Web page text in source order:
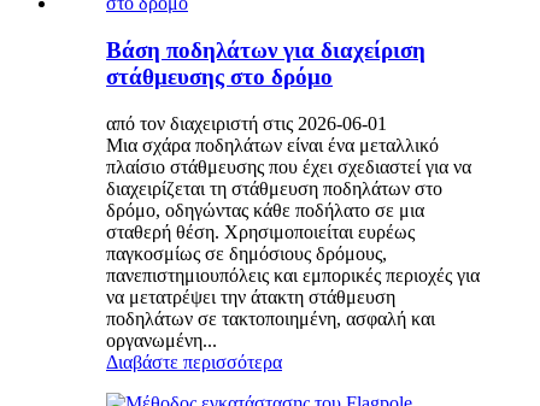
Βάση ποδηλάτων για διαχείριση
στάθμευσης στο δρόμο
από τον διαχειριστή στις 2026-06-01
Μια σχάρα ποδηλάτων είναι ένα μεταλλικό
πλαίσιο στάθμευσης που έχει σχεδιαστεί για να
διαχειρίζεται τη στάθμευση ποδηλάτων στο
δρόμο, οδηγώντας κάθε ποδήλατο σε μια
σταθερή θέση. Χρησιμοποιείται ευρέως
παγκοσμίως σε δημόσιους δρόμους,
πανεπιστημιουπόλεις και εμπορικές περιοχές για
να μετατρέψει την άτακτη στάθμευση
ποδηλάτων σε τακτοποιημένη, ασφαλή και
οργανωμένη...
Διαβάστε περισσότερα